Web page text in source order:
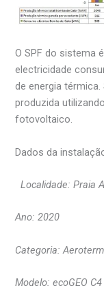
O SPF do sistema
electricidade
de energia
produzida
fotovoltaico.
Dados da
Localidade: Praia
Ano: 2020
Categoria:
Modelo: ecoGEO